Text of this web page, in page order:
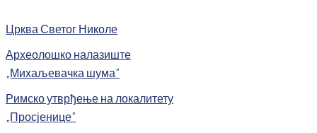
Црква Светог Николе
Археолошко налазиште
„Михаљевачка шума”
Римско утврђење на локалитету
„Просјенице”